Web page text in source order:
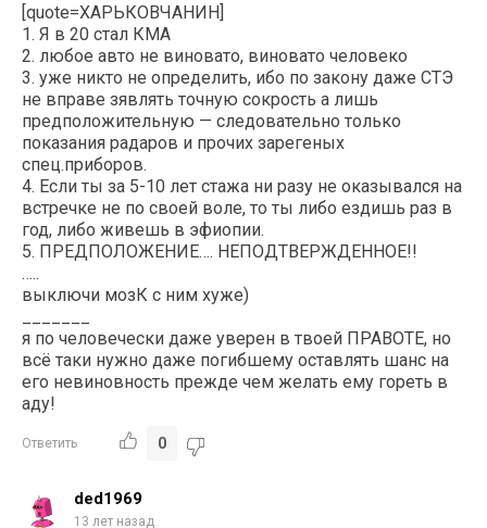
[quote=ХАРЬКОВЧАНИН]
1. Я в 20 стал КМА
2. любое авто не виновато, виновато человеко
3. уже никто не определить, ибо по закону даже СТЭ
не вправе зявлять точную сокрость а лишь
предположительную — следовательно только
показания радаров и прочих зарегеных
спец.приборов.
4. Если ты за 5-10 лет стажа ни разу не оказывался на
встречке не по своей воле, то ты либо ездишь раз в
год, либо живешь в эфиопии.
5. ПРЕДПОЛОЖЕНИЕ…. НЕПОДТВЕРЖДЕННОЕ!!
…..
выключи мозК с ним хуже)
я по человечески даже уверен в твоей ПРАВОТЕ, но
всё таки нужно даже погибшему оставлять шанс на
его невиновность прежде чем желать ему гореть в
аду!
Ответить 0
ded1969
13 лет назад